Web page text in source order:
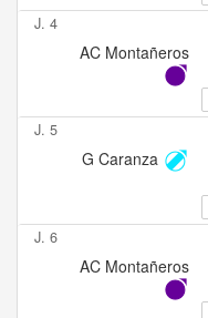
J. 4
AC Montañeros
J. 5
G Caranza
J. 6
AC Montañeros